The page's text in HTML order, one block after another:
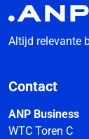
Altijd relevante
Contact
ANP Business
WTC Toren C